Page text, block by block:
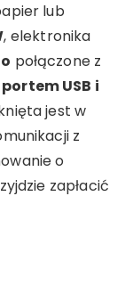
lub
, elektronika
połączone z
USB i
jest w
z
o
zapłacić